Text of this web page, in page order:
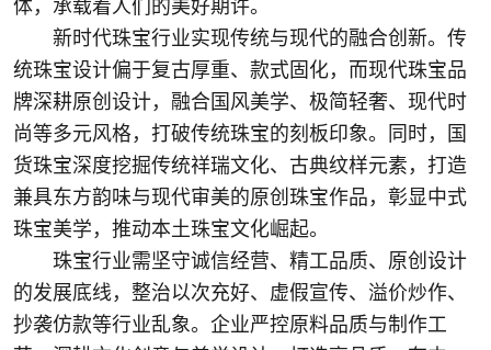
体，承载着人们的美好期许。
新时代珠宝行业实现传统与现代的融合创新。传
统珠宝设计偏于复古厚重、款式固化，而现代珠宝品
牌深耕原创设计，融合国风美学、极简轻奢、现代时
尚等多元风格，打破传统珠宝的刻板印象。同时，国
货珠宝深度挖掘传统祥瑞文化、古典纹样元素，打造
兼具东方韵味与现代审美的原创珠宝作品，彰显中式
珠宝美学，推动本土珠宝文化崛起。
珠宝行业需坚守诚信经营、精工品质、原创设计
的发展底线，整治以次充好、虚假宣传、溢价炒作、
抄袭仿款等行业乱象。企业严控原料品质与制作工